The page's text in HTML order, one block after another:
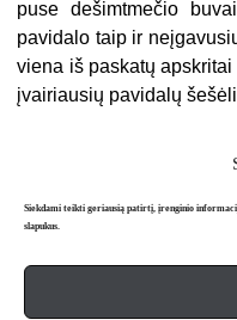
Siekdami teikti geriausią patirtį, įrenginio
slapukus.
puse dešimtmečio
pavidalo taip ir
viena iš paskatų
įvairiausių pavidalų
Apie mus